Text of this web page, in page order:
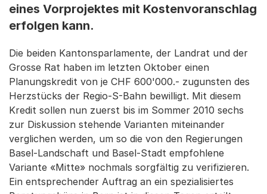
eines Vorprojektes mit Kostenvoranschlag
erfolgen kann.
Die beiden Kantonsparlamente, der Landrat und der
Grosse Rat haben im letzten Oktober einen
Planungskredit von je CHF 600'000.- zugunsten des
Herzstücks der Regio-S-Bahn bewilligt. Mit diesem
Kredit sollen nun zuerst bis im Sommer 2010 sechs
zur Diskussion stehende Varianten miteinander
verglichen werden, um so die von den Regierungen
Basel-Landschaft und Basel-Stadt empfohlene
Variante «Mitte» nochmals sorgfältig zu verifizieren.
Ein entsprechender Auftrag an ein spezialisiertes